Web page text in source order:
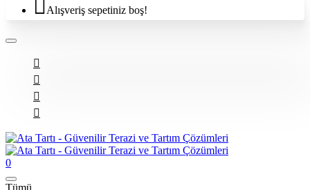
Alışveriş sepetiniz boş!
0